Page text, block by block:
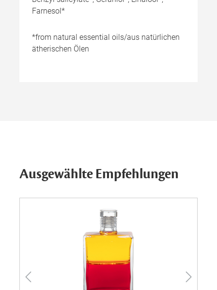
Farnesol*
*from natural essential oils/aus natürlichen
ätherischen Ölen
Ausgewählte Empfehlungen